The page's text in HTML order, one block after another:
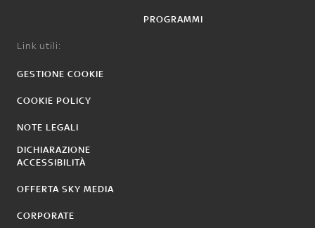
PROGRAMMI
Link utili:
GESTIONE COOKIE
COOKIE POLICY
NOTE LEGALI
DICHIARAZIONE
ACCESSIBILITÀ
OFFERTA SKY MEDIA
CORPORATE